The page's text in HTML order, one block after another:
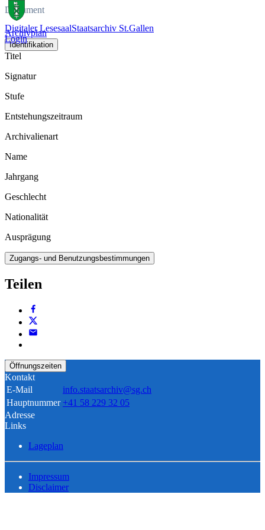
Digitaler LesesaalStaatsarchiv St.Gallen
Login
Dokument
Archivplan
Identifikation
Titel
Signatur
Stufe
Entstehungszeitraum
Archivalienart
Name
Jahrgang
Geschlecht
Nationalität
Ausprägung
Zugangs- und Benutzungsbestimmungen
Teilen
Öffnungszeiten
Kontakt
E-Mail
info.staatsarchiv@sg.ch
Hauptnummer +41 58 229 32 05
Adresse
Links
Lageplan
Impressum
Disclaimer